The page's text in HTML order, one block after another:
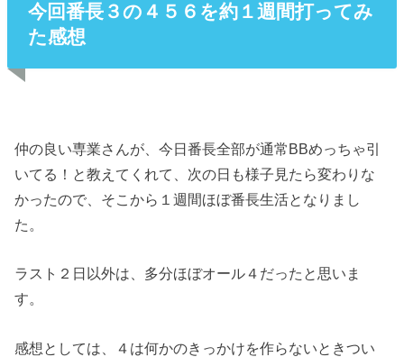
今回番長３の４５６を約１週間打ってみ
た感想
仲の良い専業さんが、今日番長全部が通常BBめっちゃ引
いてる！と教えてくれて、次の日も様子見たら変わりな
かったので、そこから１週間ほぼ番長生活となりまし
た。
ラスト２日以外は、多分ほぼオール４だったと思いま
す。
感想としては、４は何かのきっかけを作らないときつい